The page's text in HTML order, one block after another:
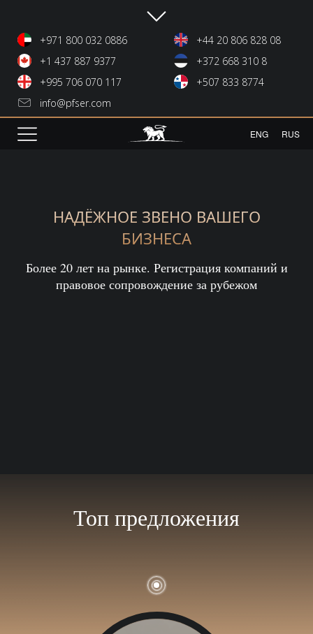
+971 800 032 0886
+44 20 806 828 08
+1 437 887 9377
+372 668 310 8
+995 706 070 117
+507 833 8774
info@pfser.com
ENG RUS
НАДЁЖНОЕ ЗВЕНО ВАШЕГО
БИЗНЕСА
Более 20 лет на рынке. Регистрация компаний и
правовое сопровождение за рубежом
Топ предложения